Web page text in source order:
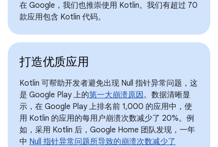
在 Google，我们也推崇使用 Kotlin。我们有超过 70
款应用包含 Kotlin 代码。
打造优质应用
Kotlin 可帮助开发者避免出现 Null 指针异常问题，这
是 Google Play 上的第一大崩溃原因 。数据清晰显
示，在 Google Play 上排名前 1,000 的应用中，使
用 Kotlin 的应用的每用户崩溃次数减少了 20%。例
如，采用 Kotlin 后，Google Home 团队发现，一年
中 Null 指针异常问题所导致的崩溃次数减少了